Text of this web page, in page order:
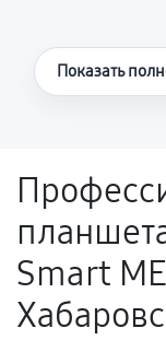
Что
Поломка
Показать
Smart